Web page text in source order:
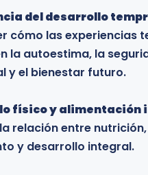
del desarrollo
cómo las experiencias
la autoestima, la
y el bienestar futuro.
físico y alimentación
relación entre nutrición,
y desarrollo integral.
de apoyo a la familia,
organizaciones
de psicología,
y disciplinas
en este